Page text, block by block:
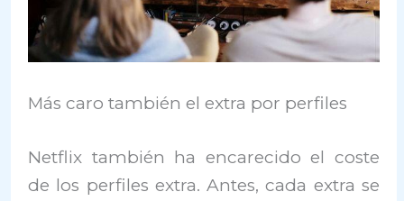
Más caro también el extra por perfiles
Netflix también ha encarecido el coste
de los perfiles extra. Antes, cada extra se